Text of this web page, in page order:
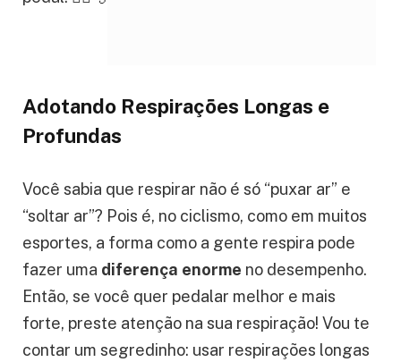
Adotando Respirações Longas e
Profundas
Você sabia que respirar não é só “puxar ar” e
“soltar ar”? Pois é, no ciclismo, como em muitos
esportes, a forma como a gente respira pode
fazer umadiferença enormeno desempenho.